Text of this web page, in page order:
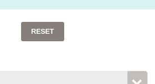
RESET